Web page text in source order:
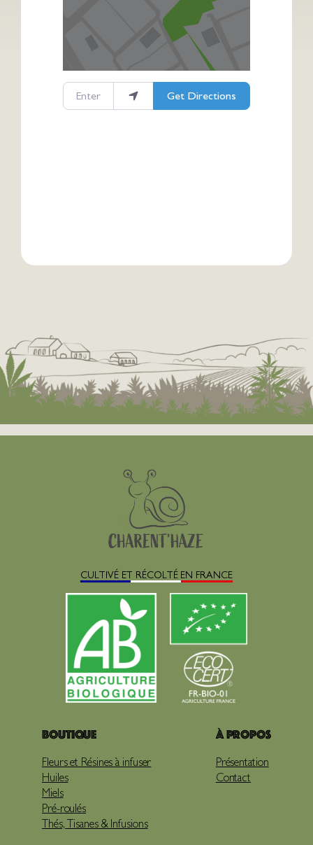
Enter your location
Get Directions
CULTIVÉ ET RÉCOLTÉ EN FRANCE
Boutique
Fleurs et Résines à infuser
Huiles
Miels
Pré-roulés
Thés, Tisanes & Infusions
À propos
Présentation
Contact